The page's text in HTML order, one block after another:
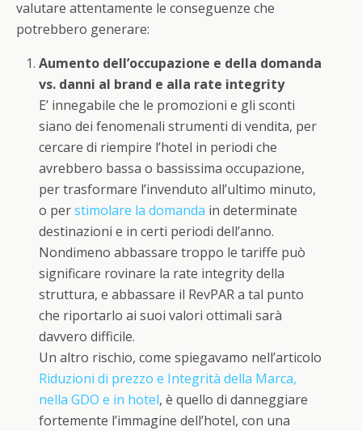
valutare attentamente le conseguenze che
potrebbero generare:
Aumento dell’occupazione e della domanda
vs. danni al brand e alla rate integrity
E’ innegabile che le promozioni e gli sconti
siano dei fenomenali strumenti di vendita, per
cercare di riempire l’hotel in periodi che
avrebbero bassa o bassissima occupazione,
per trasformare l’invenduto all’ultimo minuto,
o perstimolare la domanda in determinate
destinazioni e in certi periodi dell’anno.
Nondimeno abbassare troppo le tariffe può
significare rovinare la rate integrity della
struttura, e abbassare il RevPAR a tal punto
che riportarlo ai suoi valori ottimali sarà
davvero difficile.
Un altro rischio, come spiegavamo nell’articolo
Riduzioni di prezzo e Integrità della Marca,
nella GDO e in hotel, è quello di danneggiare
fortemente l’immagine dell’hotel, con una